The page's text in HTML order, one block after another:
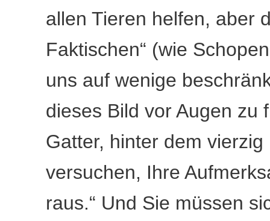
allen Tieren helfen, aber
Faktischen“ (wie
uns auf wenige
dieses Bild vor Augen zu
Gatter, hinter dem
versuchen, Ihre
raus.“ Und Sie müssen